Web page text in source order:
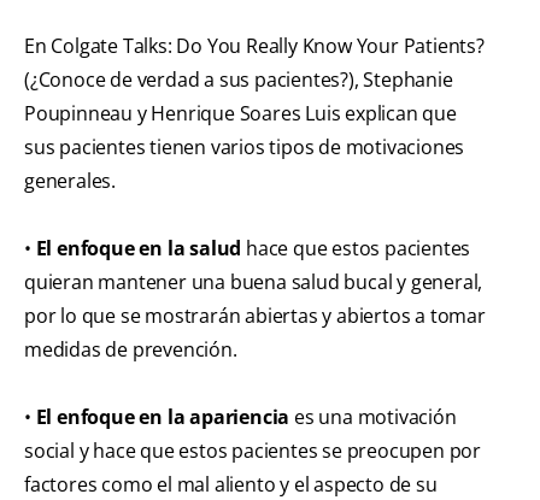
En Colgate Talks: Do You Really Know Your Patients?
(¿Conoce de verdad a sus pacientes?), Stephanie
Poupinneau y Henrique Soares Luis explican que
sus pacientes tienen varios tipos de motivaciones
generales.
• El enfoque en la salud hace que estos pacientes
quieran mantener una buena salud bucal y general,
por lo que se mostrarán abiertas y abiertos a tomar
medidas de prevención.
• El enfoque en la apariencia es una motivación
social y hace que estos pacientes se preocupen por
factores como el mal aliento y el aspecto de su